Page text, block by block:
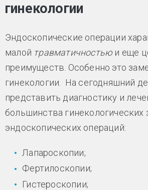
гинекологии
Эндоскопические операции
малой травматичностью и еще
преимуществ. Особенно это
гинекологии. На сегодняшний
представить диагностику и
большинства гинекологических
эндоскопических операций:
Лапароскопии;
Фертилоскопии;
Гистероскопии;